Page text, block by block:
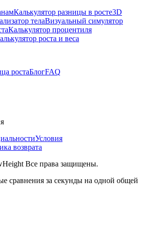
Калькулятор разницы в росте3D
телаВизуальный симулятор
Калькулятор процентиля
роста и веса
ростаБлогFAQ
Условия
возврата
Все права защищены.
сравнения за секунды на одной общей